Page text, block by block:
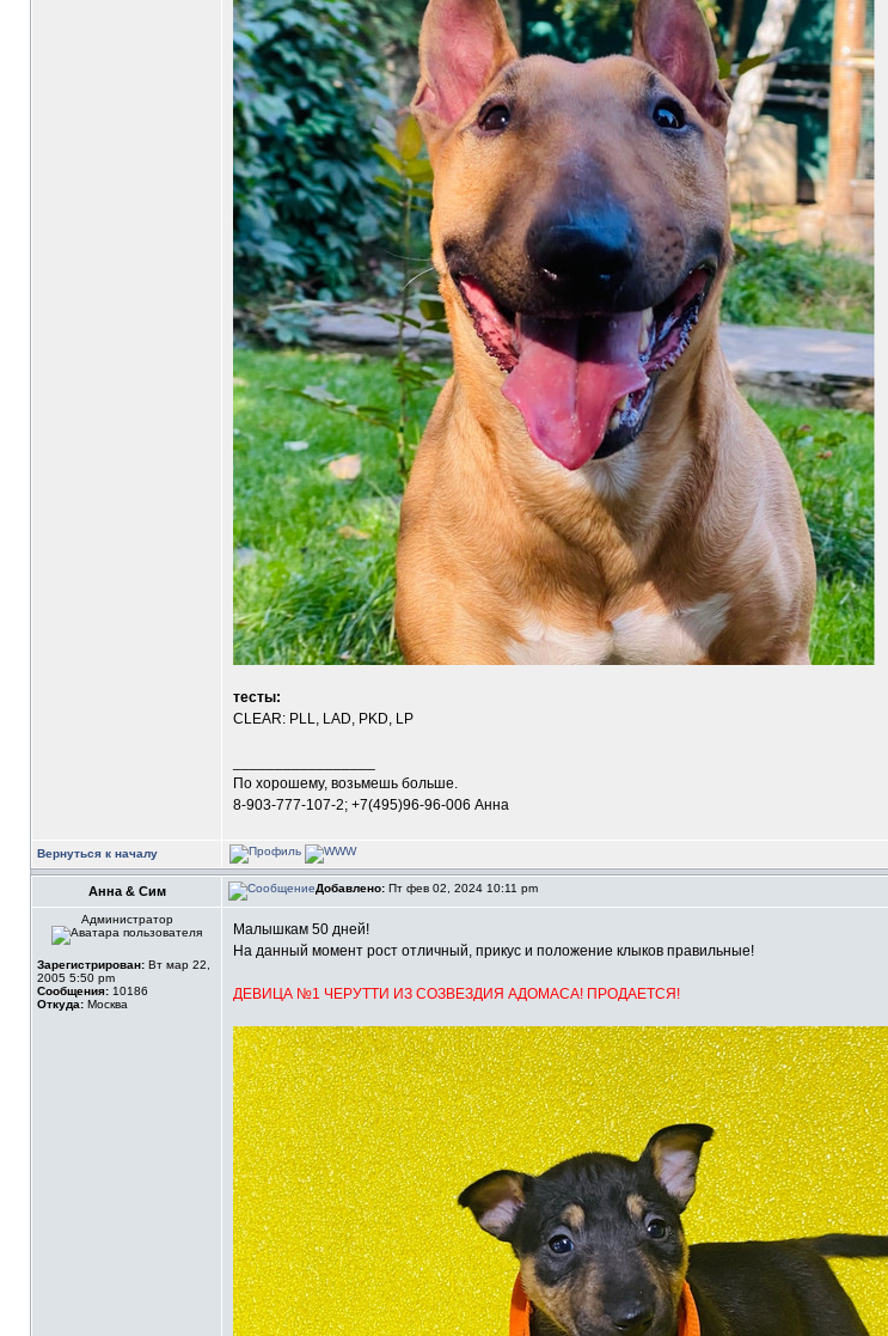
тесты:
CLEAR: PLL, LAD, PKD, LP
По хорошему, возьмешь больше.
8-903-777-107-2; +7(495)96-96-006 Анна
Вернуться к началу
Анна & Сим Добавлено: Пт фев 02, 2024 10:11 pm
Администратор
Зарегистрирован: Вт мар 22,
2005 5:50 pm
Сообщения: 10186
Откуда: Москва
Малышкам 50 дней!
На данный момент рост отличный, прикус и положение клыков правильные!
ДЕВИЦА №1 ЧЕРУТТИ ИЗ СОЗВЕЗДИЯ АДОМАСА! ПРОДАЕТСЯ!